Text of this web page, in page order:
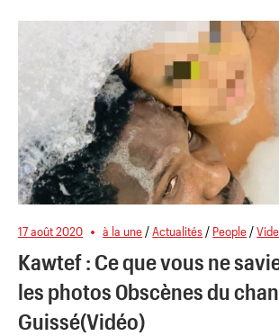
17 août 2020 à la une/Actualités/ People/
Kawtef : Ce que vous ne
les photos 0bscènes du
Guissé(Vidéo)